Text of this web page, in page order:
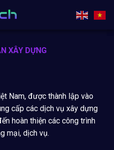
XÂY DỰNG
Nam, được thành lập vào
cấp các dịch vụ xây dựng
hoàn thiện các công trình
mại, dịch vụ.